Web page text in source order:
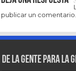
publicar un comentario.
De la gente para la